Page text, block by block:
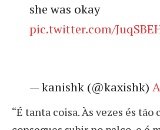
she was okay️
pic.twitter.com/
— kanishk (@kaxishk)
“É tanta coisa. Às vezes és tão